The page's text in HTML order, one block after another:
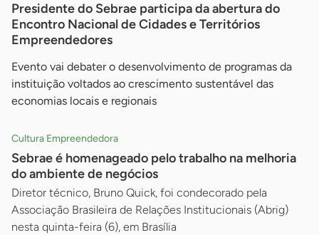
Presidente do Sebrae participa da abertura do
Encontro Nacional de Cidades e Territórios
Empreendedores
Evento vai debater o desenvolvimento de programas da
instituição voltados ao crescimento sustentável das
economias locais e regionais
Cultura Empreendedora
Sebrae é homenageado pelo trabalho na melhoria
do ambiente de negócios
Diretor técnico, Bruno Quick, foi condecorado pela
Associação Brasileira de Relações Institucionais (Abrig)
nesta quinta-feira (6), em Brasília